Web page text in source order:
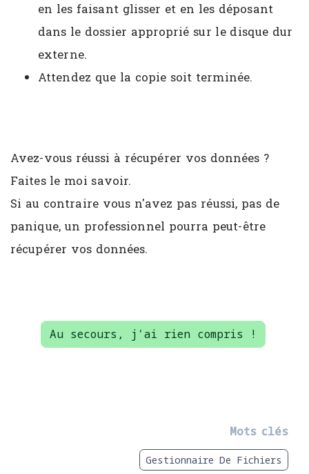
en les faisant glisser et en les déposant
dans le dossier approprié sur le disque dur
externe.
Attendez que la copie soit terminée.
Avez-vous réussi à récupérer vos données ?
Faites le moi savoir.
Si au contraire vous n'avez pas réussi, pas de
panique, un professionnel pourra peut-être
récupérer vos données.
Au secours, j'ai rien compris !
Mots clés
Gestionnaire De Fichiers